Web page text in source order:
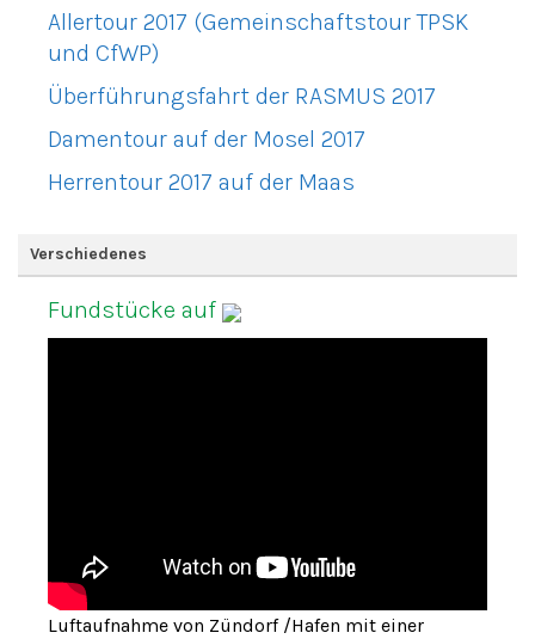
Allertour 2017 (Gemeinschaftstour TPSK
und CfWP)
Überführungsfahrt der RASMUS 2017
Damentour auf der Mosel 2017
Herrentour 2017 auf der Maas
Verschiedenes
Fundstücke auf
Luftaufnahme von Zündorf /Hafen mit einer